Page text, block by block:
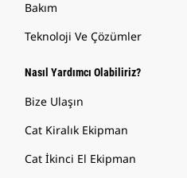
Bakım
Teknoloji Ve Çözümler
Nasıl Yardımcı Olabiliriz?
Bize Ulaşın
Cat Kiralık Ekipman
Cat İkinci El Ekipman